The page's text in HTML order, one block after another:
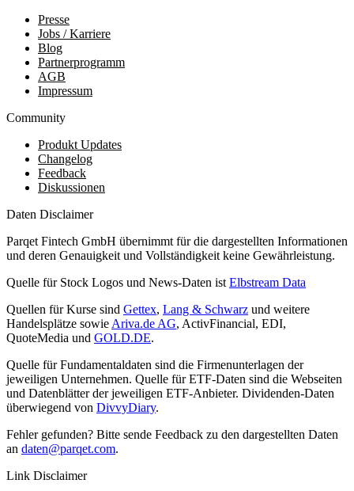
Presse
Jobs / Karriere
Blog
Partnerprogramm
AGB
Impressum
Community
Produkt Updates
Changelog
Feedback
Diskussionen
Daten Disclaimer
Parqet Fintech GmbH übernimmt für die dargestellten Informationen
und deren Genauigkeit und Vollständigkeit keine Gewährleistung.
Quelle für Stock Logos und News-Daten ist Elbstream Data
Quellen für Kurse sind Gettex, Lang & Schwarz und weitere
Handelsplätze sowie Ariva.de AG, ActivFinancial, EDI,
QuoteMedia und GOLD.DE.
Quelle für Fundamentaldaten sind die Firmenunterlagen der
jeweiligen Unternehmen. Quelle für ETF-Daten sind die Webseiten
und Datenblätter der jeweiligen ETF-Anbieter. Dividenden-Daten
überwiegend von DivvyDiary.
Fehler gefunden? Bitte sende Feedback zu den dargestellten Daten
an daten@parqet.com.
Link Disclaimer